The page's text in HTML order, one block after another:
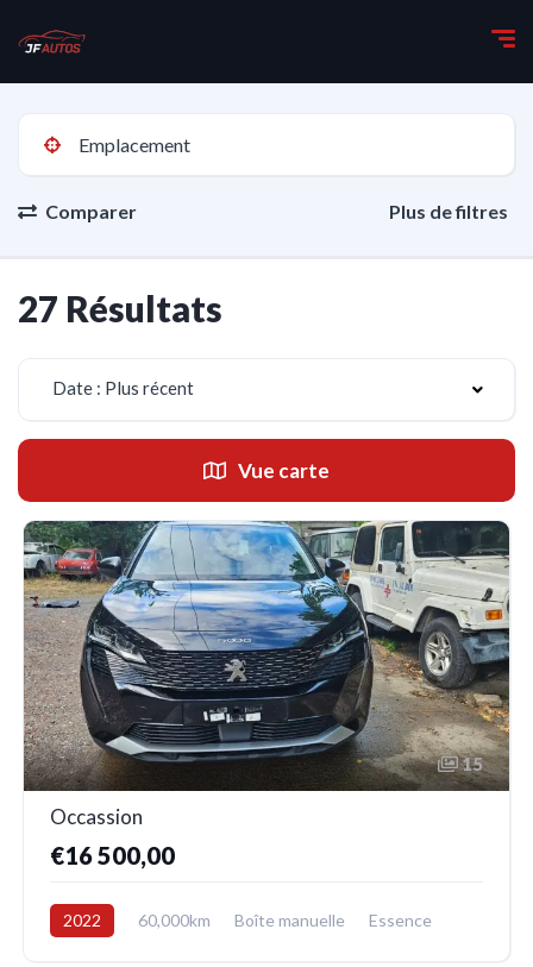
Comparer Plus de filtres
27 Résultats
Date : Plus récent
Vue carte
15
Occassion
€16 500,00
2022 60,000km Boîte manuelle
Essence